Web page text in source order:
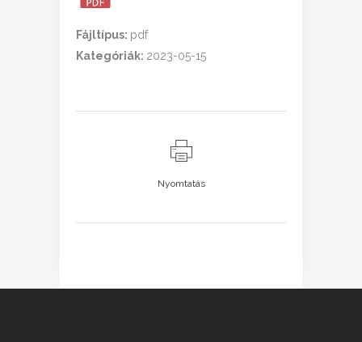
Fájltípus: pdf
Kategóriák: 2023-05-15
Nyomtatás